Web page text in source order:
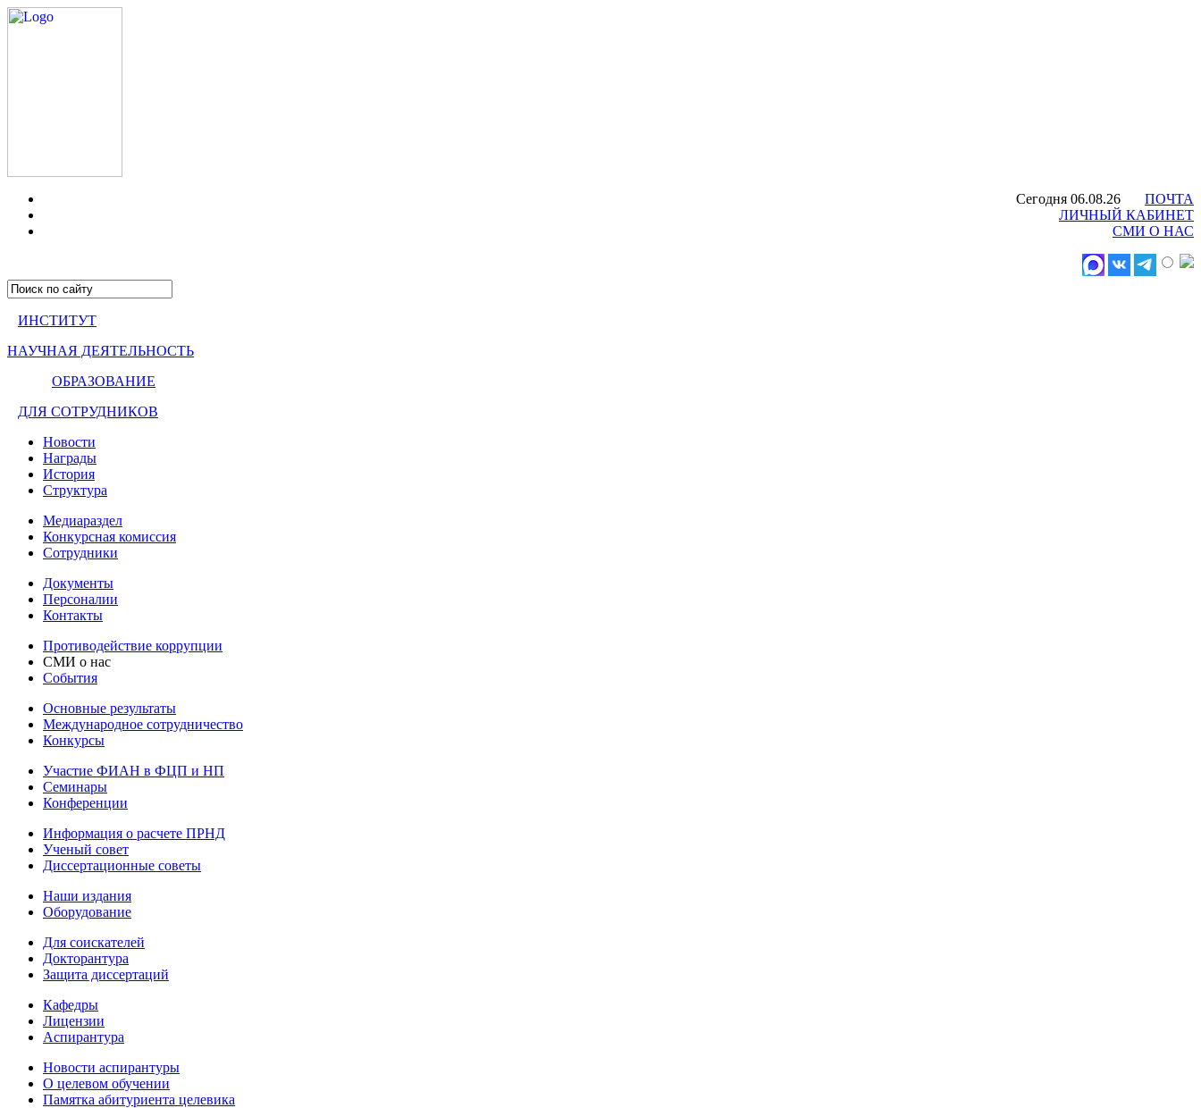
Сегодня 06.08.26
ПОЧТА
ЛИЧНЫЙ КАБИНЕТ
СМИ О НАС
ИНСТИТУТ
НАУЧНАЯ ДЕЯТЕЛЬНОСТЬ
ОБРАЗОВАНИЕ
ДЛЯ СОТРУДНИКОВ
Новости
Награды
История
Структура
Медиараздел
Конкурсная комиссия
Сотрудники
Документы
Персоналии
Контакты
Противодействие коррупции
СМИ о нас
События
Основные результаты
Международное сотрудничество
Конкурсы
Участие ФИАН в ФЦП и НП
Семинары
Конференции
Информация о расчете ПРНД
Ученый совет
Диссертационные советы
Наши издания
Оборудование
Для соискателей
Докторантура
Защита диссертаций
Кафедры
Лицензии
Аспирантура
Новости аспирантуры
О целевом обучении
Памятка абитуриента целевика